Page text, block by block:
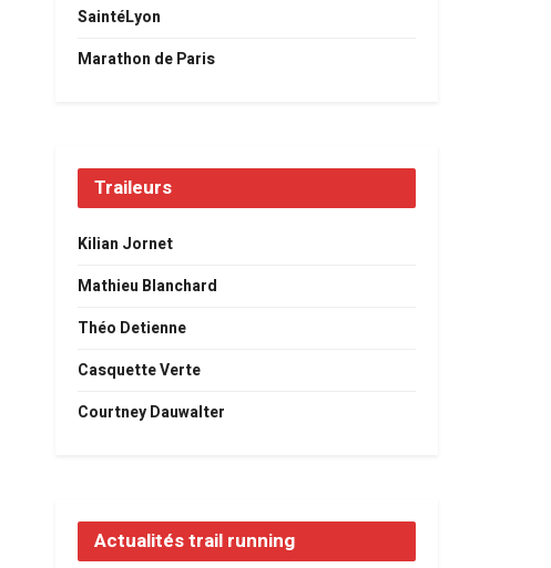
SaintéLyon
Marathon de Paris
Traileurs
Kilian Jornet
Mathieu Blanchard
Théo Detienne
Casquette Verte
Courtney Dauwalter
Actualités trail running